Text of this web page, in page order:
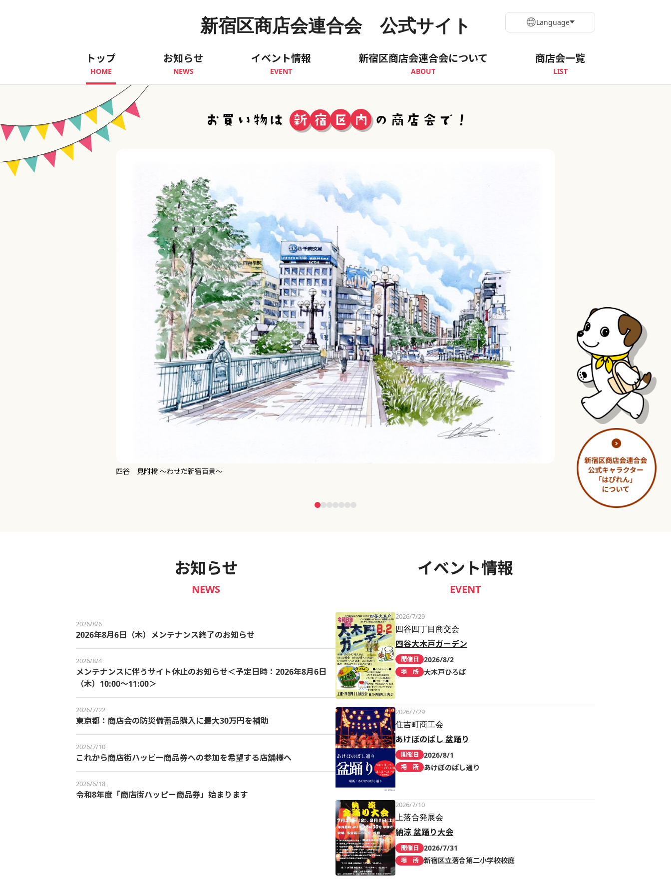
新宿区商店会連合会 公式サイト
トップ
HOME
お知らせ
NEWS
イベント情報
EVENT
新宿区商店会連合会について
ABOUT
商店会一覧
LIST
Language
淀橋市場 ～わせだ新宿百景～
お知らせ
NEWS
2026/8/6
2026年8月6日（木）メンテナンス終了のお知らせ
2026/8/4
メンテナンスに伴うサイト休止のお知らせ＜予定日時：2026年8月6日
（木）10:00～11:00＞
2026/7/22
東京都：商店会の防災備蓄品購入に最大30万円を補助
2026/7/10
これから商店街ハッピー商品券への参加を希望する店舗様へ
2026/6/18
令和8年度「商店街ハッピー商品券」始まります
イベント情報
EVENT
2026/7/29
四谷四丁目商交会
四谷大木戸ガーデン
開催日 2026/8/2
場 所 大木戸ひろば
2026/7/29
住吉町商工会
あけぼのばし 盆踊り
開催日 2026/8/1
場 所 あけぼのばし通り
2026/7/10
上落合発展会
納涼 盆踊り大会
開催日 2026/7/31
場 所 新宿区立落合第二小学校校庭